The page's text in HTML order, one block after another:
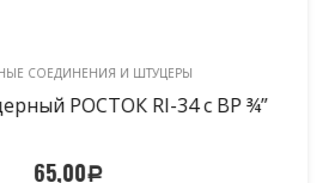
СОЕДИНЕНИЯ И ШТУЦЕРЫ
РОСТОК RI-34 с ВР ¾”
65,00Р